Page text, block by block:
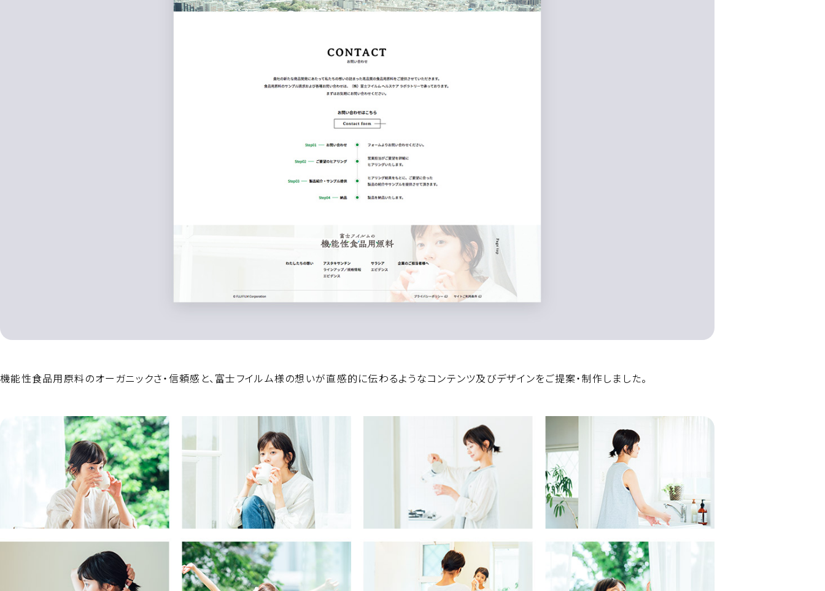
機能性食品用原料のオーガニックさ・信頼感と、富士フイルム様の想いが直感的に伝わるようなコンテンツ及びデザインをご提案・制作しました。